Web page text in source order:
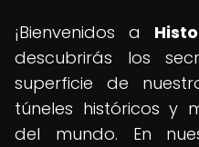
¡Bienvenidos a
descubrirás los
superficie de
túneles históricos y
del mundo. En